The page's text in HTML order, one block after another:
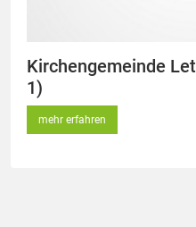
Kirchengemeinde
1)
mehr erfahren